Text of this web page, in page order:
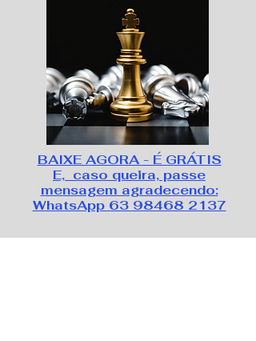
BAIXE AGORA - É GRÁTIS
E, caso queira, passe
mensagem agradecendo:
WhatsApp 63 98468 2137